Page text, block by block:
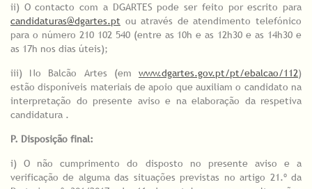
ii) O contacto com a DGARTES pode ser feito por escrito para
candidaturas@dgartes.pt ou através de atendimento telefónico
para o número 210 102 540 (entre as 10h e as 12h30 e as 14h30 e
as 17h nos dias úteis);
iii) No Balcão Artes (em www.dgartes.gov.pt/pt/ebalcao/112)
estão disponíveis materiais de apoio que auxiliam o candidato na
interpretação do presente aviso e na elaboração da respetiva
candidatura .
P. Disposição final:
i) O não cumprimento do disposto no presente aviso e a
verificação de alguma das situações previstas no artigo 21.º da